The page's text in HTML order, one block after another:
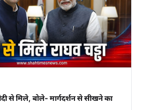
से मिले, बोले- मार्गदर्शन से सीखने का